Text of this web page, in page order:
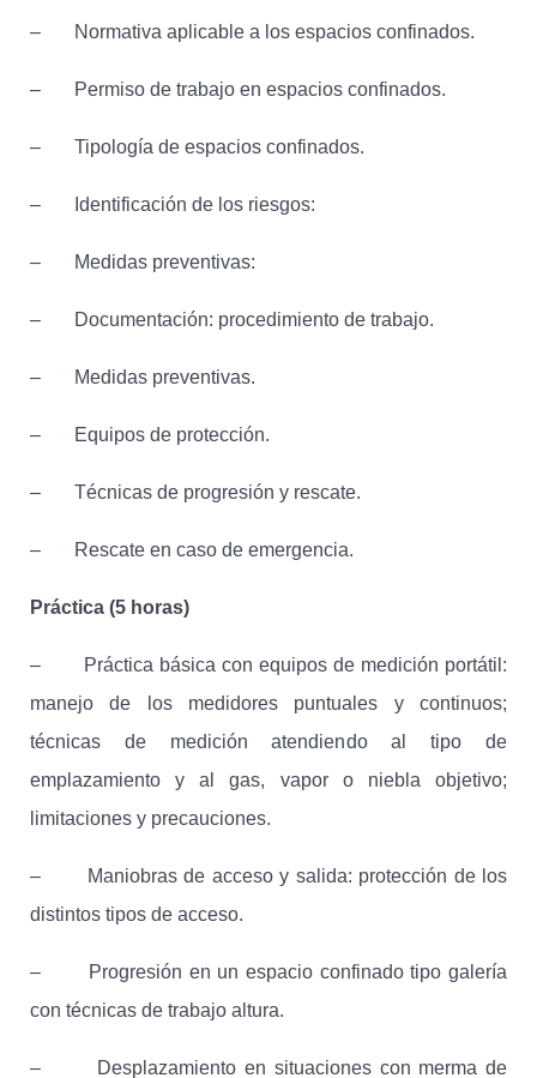
– Normativa aplicable a los espacios confinados.
– Permiso de trabajo en espacios confinados.
– Tipología de espacios confinados.
– Identificación de los riesgos:
– Medidas preventivas:
– Documentación: procedimiento de trabajo.
– Medidas preventivas.
– Equipos de protección.
– Técnicas de progresión y rescate.
– Rescate en caso de emergencia.
Práctica (5 horas)
– Práctica básica con equipos de medición portátil:
manejo de los medidores puntuales y continuos;
técnicas de medición atendiendo al tipo de
emplazamiento y al gas, vapor o niebla objetivo;
limitaciones y precauciones.
– Maniobras de acceso y salida: protección de los
distintos tipos de acceso.
– Progresión en un espacio confinado tipo galería
con técnicas de trabajo altura.
– Desplazamiento en situaciones con merma de